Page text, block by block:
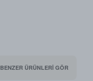
BENZER ÜRÜNLERİ GÖR